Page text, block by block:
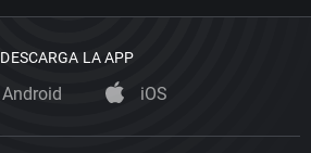
DESCARGA LA APP
Android iOS